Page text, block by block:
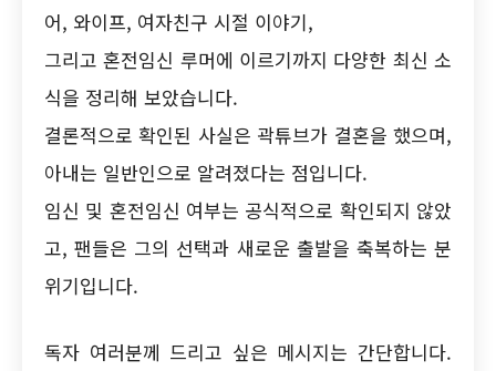
어, 와이프, 여자친구 시절 이야기,
그리고 혼전임신 루머에 이르기까지 다양한 최신 소
식을 정리해 보았습니다.
결론적으로 확인된 사실은 곽튜브가 결혼을 했으며,
아내는 일반인으로 알려졌다는 점입니다.
임신 및 혼전임신 여부는 공식적으로 확인되지 않았
고, 팬들은 그의 선택과 새로운 출발을 축복하는 분
위기입니다.
독자 여러분께 드리고 싶은 메시지는 간단합니다.